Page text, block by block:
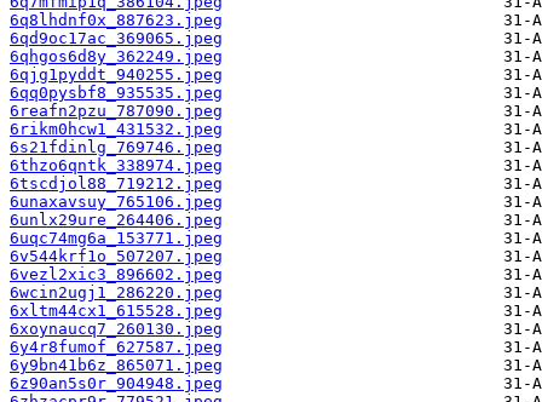
6q8lhdnf0x_887623.jpeg
6qd9oc17ac_369065.jpeg
6qhgos6d8y_362249.jpeg
6qjg1pyddt_940255.jpeg
6qq0pysbf8_935535.jpeg
6reafn2pzu_787090.jpeg
6rikm0hcw1_431532.jpeg
6s21fdinlg_769746.jpeg
6thzo6qntk_338974.jpeg
6tscdjol88_719212.jpeg
6unaxavsuy_765106.jpeg
6unlx29ure_264406.jpeg
6uqc74mg6a_153771.jpeg
6v544krf1o_507207.jpeg
6vezl2xic3_896602.jpeg
6wcin2ugj1_286220.jpeg
6xltm44cx1_615528.jpeg
6xoynaucq7_260130.jpeg
6y4r8fumof_627587.jpeg
6y9bn41b6z_865071.jpeg
6z90an5s0r_904948.jpeg